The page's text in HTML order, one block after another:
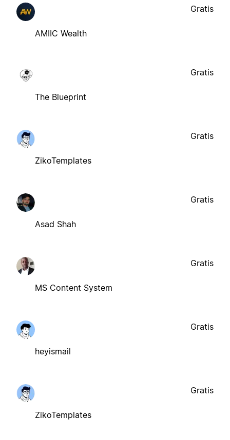
AMIIC Wealth
Gratis
The Blueprint
Gratis
ZikoTemplates
Gratis
Asad Shah
Gratis
MS Content System
Gratis
heyismail
Gratis
ZikoTemplates
Gratis